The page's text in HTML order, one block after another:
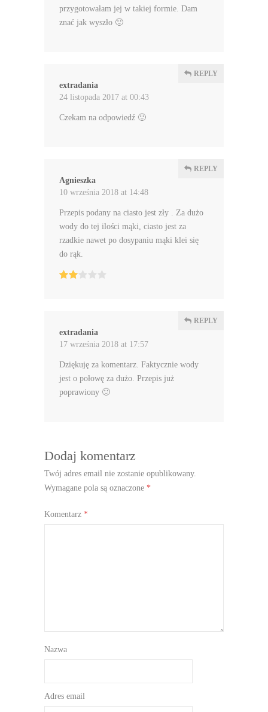
przygotowałam jej w takiej formie. Dam
znać jak wyszło 🙂
extradania
24 listopada 2017 at 00:43
REPLY
Czekam na odpowiedź 🙂
Agnieszka
10 września 2018 at 14:48
REPLY
Przepis podany na ciasto jest zły . Za dużo
wody do tej ilości mąki, ciasto jest za
rzadkie nawet po dosypaniu mąki klei się
do rąk.
extradania
17 września 2018 at 17:57
REPLY
Dziękuję za komentarz. Faktycznie wody
jest o połowę za dużo. Przepis już
poprawiony 🙂
Dodaj komentarz
Twój adres email nie zostanie opublikowany.
Wymagane pola są oznaczone *
Komentarz *
Nazwa
Adres email